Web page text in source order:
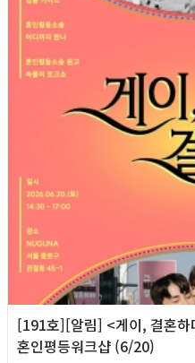
[191호][알림] <게이, 결혼하
혼인평등워크샵 (6/20)